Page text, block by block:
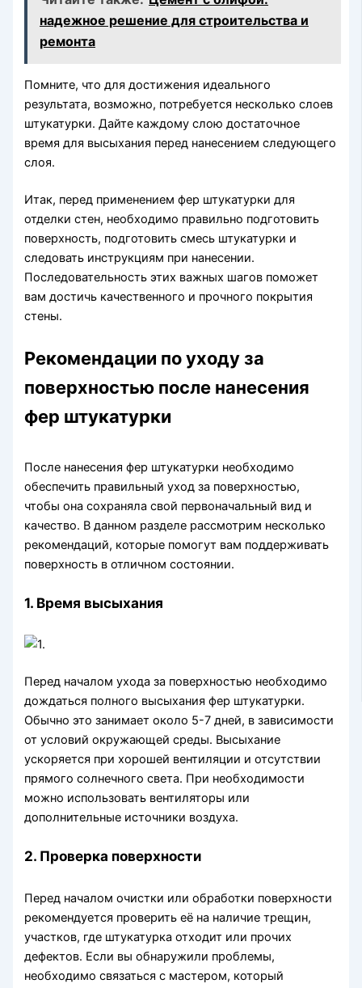
надежное решение для строительства и
ремонта
Помните, что для достижения идеального
результата, возможно, потребуется несколько слоев
штукатурки. Дайте каждому слою достаточное
время для высыхания перед нанесением следующего
слоя.
Итак, перед применением фер штукатурки для
отделки стен, необходимо правильно подготовить
поверхность, подготовить смесь штукатурки и
следовать инструкциям при нанесении.
Последовательность этих важных шагов поможет
вам достичь качественного и прочного покрытия
стены.
Рекомендации по уходу за
поверхностью после нанесения
фер штукатурки
После нанесения фер штукатурки необходимо
обеспечить правильный уход за поверхностью,
чтобы она сохраняла свой первоначальный вид и
качество. В данном разделе рассмотрим несколько
рекомендаций, которые помогут вам поддерживать
поверхность в отличном состоянии.
1. Время высыхания
Перед началом ухода за поверхностью необходимо
дождаться полного высыхания фер штукатурки.
Обычно это занимает около 5-7 дней, в зависимости
от условий окружающей среды. Высыхание
ускоряется при хорошей вентиляции и отсутствии
прямого солнечного света. При необходимости
можно использовать вентиляторы или
дополнительные источники воздуха.
2. Проверка поверхности
Перед началом очистки или обработки поверхности
рекомендуется проверить её на наличие трещин,
участков, где штукатурка отходит или прочих
дефектов. Если вы обнаружили проблемы,
необходимо связаться с мастером, который